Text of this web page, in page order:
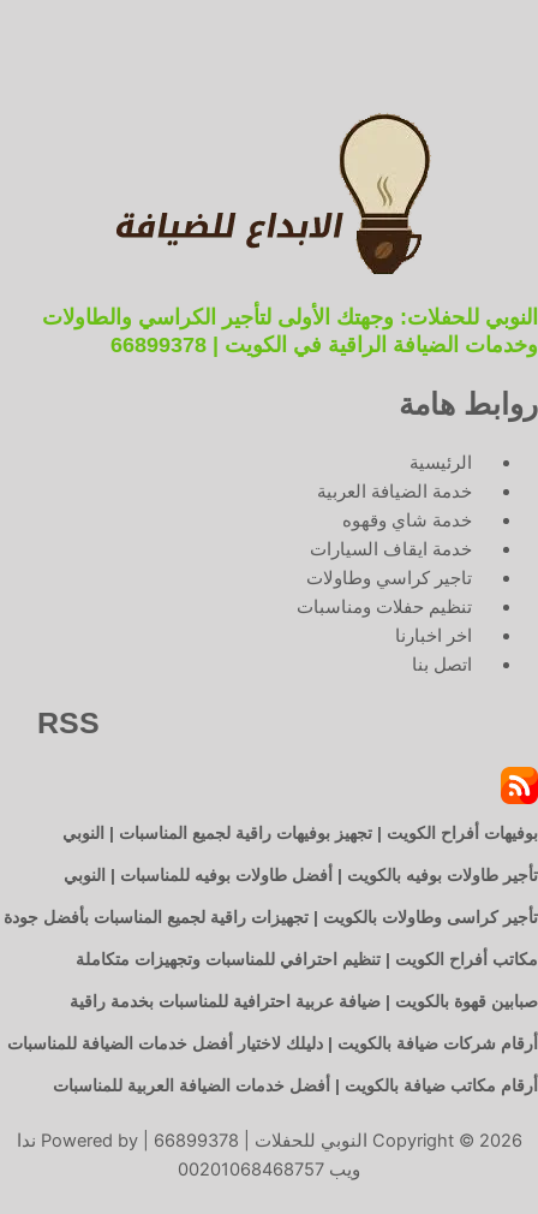
النوبي للحفلات: وجهتك الأولى لتأجير الكراسي والطاولات
وخدمات الضيافة الراقية في الكويت | 66899378
روابط هامة
الرئيسية
خدمة الضيافة العربية
خدمة شاي وقهوه
خدمة ايقاف السيارات
تاجير كراسي وطاولات
تنظيم حفلات ومناسبات
اخر اخبارنا
اتصل بنا
RSS
بوفيهات أفراح الكويت | تجهيز بوفيهات راقية لجميع المناسبات | النوبي
تأجير طاولات بوفيه بالكويت | أفضل طاولات بوفيه للمناسبات | النوبي
تأجير كراسى وطاولات بالكويت | تجهيزات راقية لجميع المناسبات بأفضل جودة
مكاتب أفراح الكويت | تنظيم احترافي للمناسبات وتجهيزات متكاملة
صبابين قهوة بالكويت | ضيافة عربية احترافية للمناسبات بخدمة راقية
أرقام شركات ضيافة بالكويت | دليلك لاختيار أفضل خدمات الضيافة للمناسبات
أرقام مكاتب ضيافة بالكويت | أفضل خدمات الضيافة العربية للمناسبات
Copyright © 2026 النوبي للحفلات | 66899378 | Powered by ندا
ويب 00201068468757